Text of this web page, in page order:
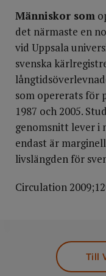
Människor som
det närmaste en
vid Uppsala
svenska
som opererats för
1987 och 2005.
genomsnitt lever i
endast är
livslängden för
Circulation
Till